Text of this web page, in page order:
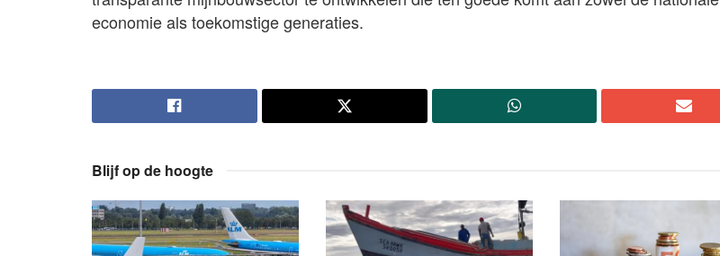
economie als toekomstige generaties.
Blijf op de hoogte